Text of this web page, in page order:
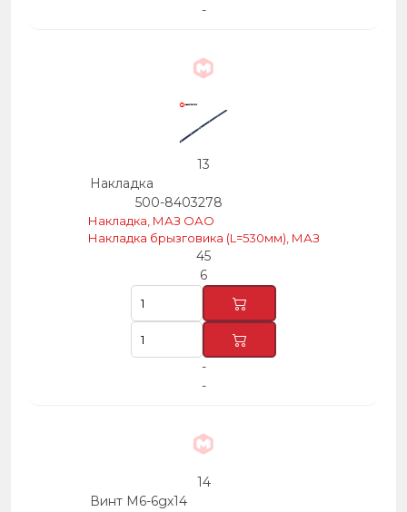
-
13
Накладка
500-8403278
Накладка, МАЗ ОАО
Накладка брызговика (L=530мм), МАЗ
45
6
-
-
14
Винт М6-6gх14